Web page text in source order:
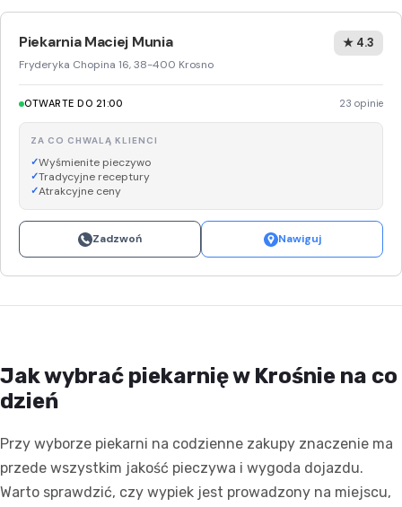
Piekarnia Maciej Munia
Fryderyka Chopina 16, 38-400 Krosno
★ 4.3
OTWARTE DO 21:00 23 opinie
ZA CO CHWALĄ KLIENCI
Wyśmienite pieczywo
Tradycyjne receptury
Atrakcyjne ceny
Zadzwoń Nawiguj
Jak wybrać piekarnię w Krośnie na co
dzień
Przy wyborze piekarni na codzienne zakupy znaczenie ma
przede wszystkim jakość pieczywa i wygoda dojazdu.
Warto sprawdzić, czy wypiek jest prowadzony na miejscu,